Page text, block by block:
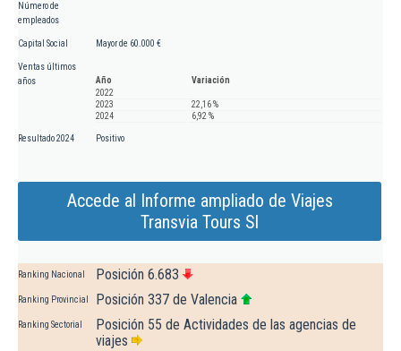
Número de
empleados
Capital Social Mayor de 60.000 €
Ventas últimos
años
Año
Variación
2022
2023
22,16 %
2024
6,92 %
Resultado 2024 Positivo
Accede al Informe ampliado de Viajes
Transvia Tours Sl
Ranking Nacional Posición 6.683
Ranking Provincial Posición 337 de Valencia
Ranking Sectorial
Posición 55 de Actividades de las agencias de
viajes